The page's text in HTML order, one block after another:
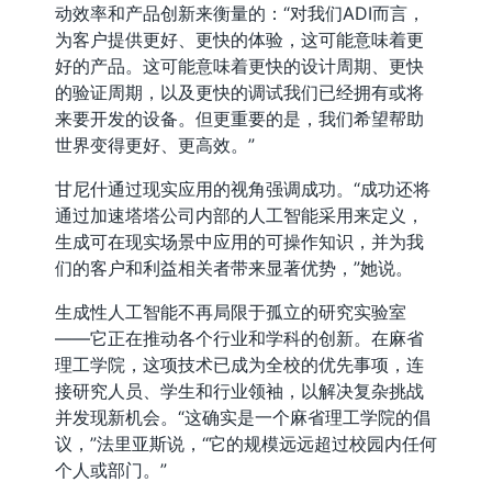
动效率和产品创新来衡量的：“对我们ADI而言，
为客户提供更好、更快的体验，这可能意味着更
好的产品。这可能意味着更快的设计周期、更快
的验证周期，以及更快的调试我们已经拥有或将
来要开发的设备。但更重要的是，我们希望帮助
世界变得更好、更高效。”
甘尼什通过现实应用的视角强调成功。“成功还将
通过加速塔塔公司内部的人工智能采用来定义，
生成可在现实场景中应用的可操作知识，并为我
们的客户和利益相关者带来显著优势，”她说。
生成性人工智能不再局限于孤立的研究实验室
——它正在推动各个行业和学科的创新。在麻省
理工学院，这项技术已成为全校的优先事项，连
接研究人员、学生和行业领袖，以解决复杂挑战
并发现新机会。“这确实是一个麻省理工学院的倡
议，”法里亚斯说，“它的规模远远超过校园内任何
个人或部门。”